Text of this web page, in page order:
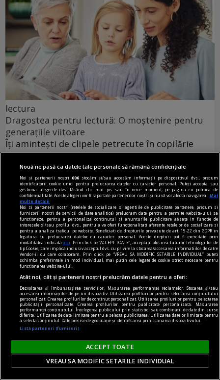
lectura
Dragostea pentru lectură: O moștenire pentru
generațiile viitoare
Îți amintești de clipele petrecute în copilărie
când stăteai cufundat în paginile unei cărți
captivante?
istoria comunismului
Istoria comunismului: lecturi esențiale pentru a
înțelege un fenomen global
Comunismul a fost un fenomen global care a
influențat profund secolul XX, iar studiul său
continuă să fie de mare interes pentru istorici,
Nouă ne pasă ca datele tale personale să rămână confidențiale
Noi și partenerii noștri606 stocăm și/sau accesăm informații pe dispozitivul dvs., precum
identificatorii cookie unici pentru prelucrarea datelor cu caracter personal. Puteți accepta sau
gestiona alegerile dvs. făcând clic mai jos sau în orice moment, pe pagina cu politica de
confidențialitate. Aceste alegeri vor fi raportate partenerilor noștri și nu vă vor afecta navigarea.
Mai
multe detalii
Noi si partenerii nostri (retelele de socializare si agentiile de publicitate partenere, precum si
furnizorii nostri de servicii de date analitice) prelucram date pentru a permite website-ului sa
functioneze, pentru a personaliza continutul si anunturile publicitare afisate in functie de
interesele si/sau profilul dvs., pentru a va oferi functionalitati aferente retelelor de socializare si
pentru a analiza traficul pe website. Beneficiati de drepturile prevazute de art. 15-22 din GDPR in
legatura cu prelucrarea datelor cu caracter personal. Aceste drepturi pot fi exercitate prin
modalitatea indicataaici
. Prin click pe “ACCEPT TOATE”, acceptati folosirea tuturor Tehnologiilor de
tip Cookie, care implica inclusiv acceptul dvs. cu privire la stocarea/accesarea informatiilor de catre
Vendor-ii cu care colaboram. Prin click pe “VREAU SA MODIFIC SETARILE INDIVIDUAL” puteti
schimba preferintele in mod individual, mai putin cele legate de cookie strict necesare pentru
functionarea website-ului.
Atât noi, cât și partenerii noștri prelucrăm datele pentru a oferi:
Dezvoltarea și îmbunătățirea serviciilor. Măsurarea performanței reclamelor. Stocarea și/sau
accesarea informațiilor de pe un dispozitiv. Utilizarea profilurilor pentru selectarea conținutului
personalizat. Crearea profilurilor de conținut personalizat. Utilizarea profilurilor pentru selectarea
publicității personalizate. Crearea profilurilor pentru publicitate personalizată. Măsurarea
performanței conținutului. Înțelegerea publicului prin statistici sau combinații de date din surse
diferite. Utilizarea de date limitate pentru a selecta publicitatea. Utilizarea datelor limitate pentru
a selecta conținutul. Date precise de geolocație și identificarea prin scanarea dispozitivului.
Listă parteneri (furnizori)
ACCEPT TOATE
VREAU SA MODIFIC SETARILE INDIVIDUAL